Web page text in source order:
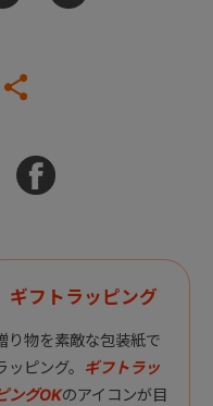
ギフトラッピング
り物を素敵な包装紙で
ッピング。 ギフトラッ
ングOKのアイコンが目